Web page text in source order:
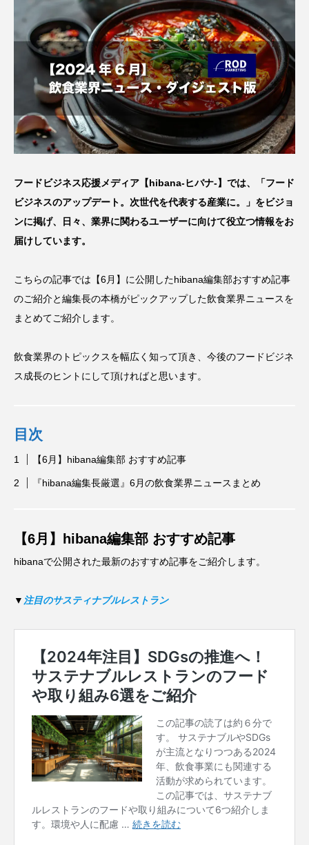
フードビジネス応援メディア【hibana-ヒバナ-】では、「フード
ビジネスのアップデート。次世代を代表する産業に。」をビジョ
ンに掲げ、日々、業界に関わるユーザーに向けて役立つ情報をお
届けしています。
こちらの記事では【6月】に公開したhibana編集部おすすめ記事
のご紹介と編集長の本橋がピックアップした飲食業界ニュースを
まとめてご紹介します。
飲食業界のトピックスを幅広く知って頂き、今後のフードビジネ
ス成長のヒントにして頂ければと思います。
目次
【6月】hibana編集部 おすすめ記事
『hibana編集長厳選』6月の飲食業界ニュースまとめ
【6月】hibana編集部 おすすめ記事
hibanaで公開された最新のおすすめ記事をご紹介します。
▼ 注目のサスティナブルレストラン